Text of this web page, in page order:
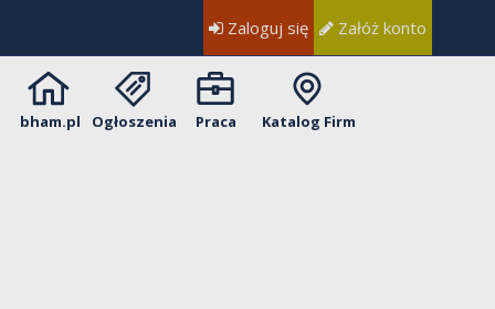
Zaloguj się Załóż konto
bham.pl Ogłoszenia Praca Katalog Firm